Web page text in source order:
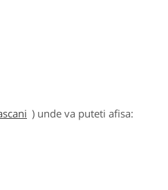
) unde va puteti afisa: